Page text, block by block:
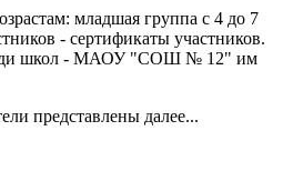
младшая группа с 4 до 7
- сертификаты участников.
среди школ - МАОУ "СОШ № 12" им
представлены далее...